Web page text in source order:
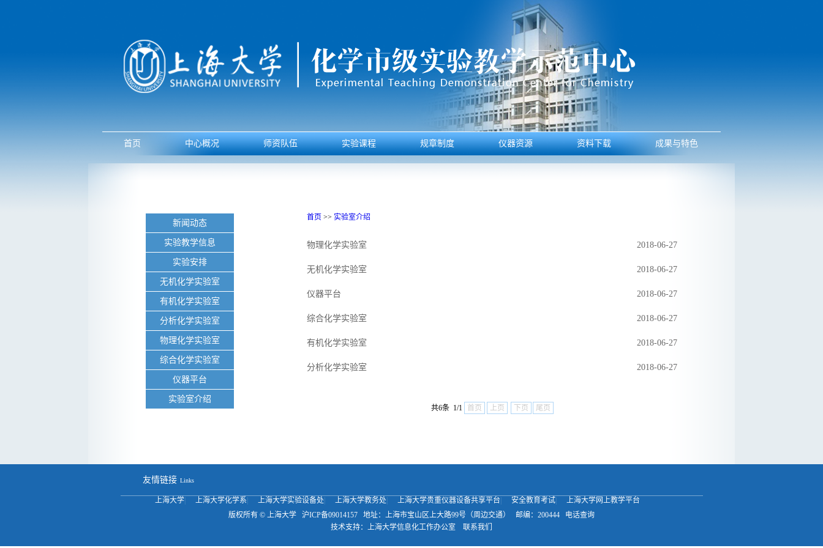
首页 中心概况 师资队伍 实验课程 规章制度 仪器资源 资料下载 成果与特色
新闻动态
实验教学信息
实验安排
无机化学实验室
有机化学实验室
分析化学实验室
物理化学实验室
综合化学实验室
仪器平台
实验室介绍
首页 >> 实验室介绍
物理化学实验室 2018-06-27
无机化学实验室 2018-06-27
仪器平台 2018-06-27
综合化学实验室 2018-06-27
有机化学实验室 2018-06-27
分析化学实验室 2018-06-27
共6条 1/1 首页 上页 下页 尾页
友情链接 Links
上海大学| 上海大学化学系 上海大学实验设备处 上海大学教务处 上海大学贵重仪器设备共享平台 安全教育考试|
上海大学网上教学平台
版权所有 © 上海大学 沪ICP备09014157 地址：上海市宝山区上大路99号（周边交通） 邮编：200444
电话查询
技术支持： 上海大学信息化工作办公室 联系我们